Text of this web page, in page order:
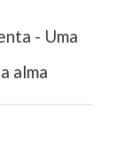
- Uma
alma